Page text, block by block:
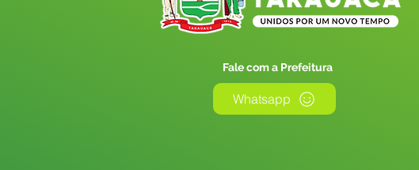
Fale com a Prefeitura
Whatsapp